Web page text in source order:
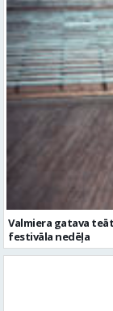
Valmiera gatava
festivāla nedēļa